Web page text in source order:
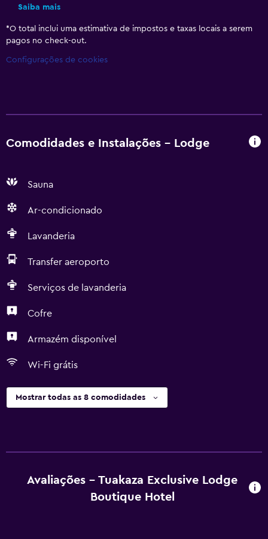
Saiba mais
*O total inclui uma estimativa de impostos e taxas locais a serem
pagos no check-out.
Configurações de cookies
Comodidades e Instalações - Lodge
Sauna
Ar-condicionado
Lavanderia
Transfer aeroporto
Serviços de lavanderia
Cofre
Armazém disponível
Wi-Fi grátis
Mostrar todas as 8 comodidades
Avaliações - Tuakaza Exclusive Lodge
Boutique Hotel